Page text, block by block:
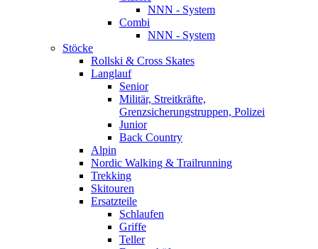
NNN - System
Combi
NNN - System
Stöcke
Rollski & Cross Skates
Langlauf
Senior
Militär, Streitkräfte,
Grenzsicherungstruppen, Polizei
Junior
Back Country
Alpin
Nordic Walking & Trailrunning
Trekking
Skitouren
Ersatzteile
Schlaufen
Griffe
Teller